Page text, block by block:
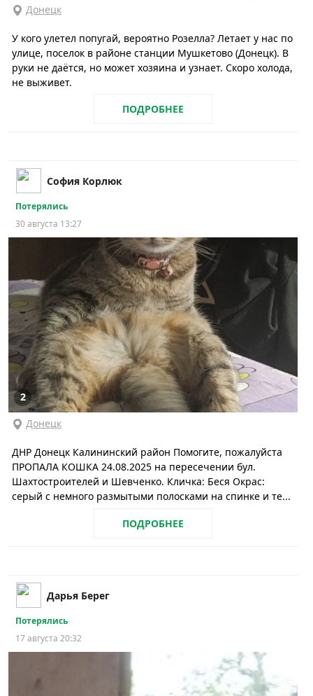
Донецк
У кого улетел попугай, вероятно Розелла? Летает у нас по
улице, поселок в районе станции Мушкетово (Донецк). В
руки не даётся, но может хозяина и узнает. Скоро холода,
не выживет.
ПОДРОБНЕЕ
София Корлюк
Потерялись
30 августа 13:27
2
Донецк
ДНР Донецк Калининский район Помогите, пожалуйста
ПРОПАЛА КОШКА 24.08.2025 на пересечении бул.
Шахтостроителей и Шевченко. Кличка: Беся Окрас:
серый с немного размытыми полосками на спинке и те...
ПОДРОБНЕЕ
Дарья Берег
Потерялись
17 августа 20:32